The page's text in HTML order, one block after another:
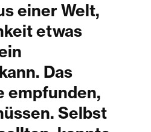
einer Welt,
etwas
Das
empfunden,
Selbst